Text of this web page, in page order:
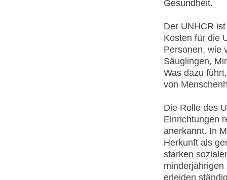
Gesundheit.
Der UNHCR
Kosten für die
Personen, wie
Säuglingen,
Was dazu
von
Die Rolle des
Einrichtungen
anerkannt. In
Herkunft als
starken
erleiden